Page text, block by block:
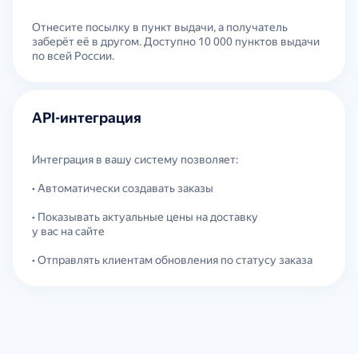
Отнесите посылку в пункт выдачи, а получатель
заберёт её в другом. Доступно 10 000 пунктов выдачи
по всей России.
API-интеграция
Интеграция в вашу систему позволяет:
• Автоматически создавать заказы
• Показывать актуальные цены на доставку
у вас на сайте
• Отправлять клиентам обновления по статусу заказа